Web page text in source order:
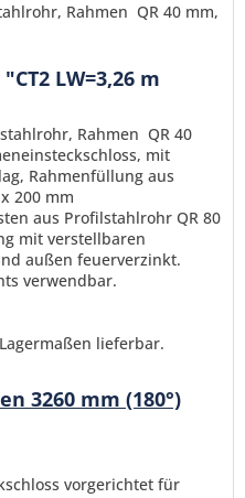
Rahmen QR 40 mm,
LW=3,26 m
Rahmen QR 40
mit
Rahmenfüllung aus
200 mm
aus Profilstahlrohr QR 80
mit verstellbaren
außen feuerverzinkt.
verwendbar.
lieferbar.
3260 mm (180°)
vorgerichtet für